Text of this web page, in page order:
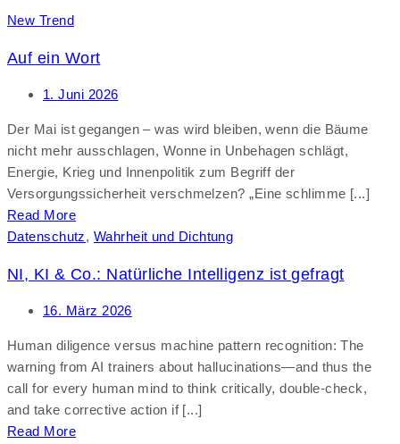
New Trend
Auf ein Wort
1. Juni 2026
Der Mai ist gegangen – was wird bleiben, wenn die Bäume
nicht mehr ausschlagen, Wonne in Unbehagen schlägt,
Energie, Krieg und Innenpolitik zum Begriff der
Versorgungssicherheit verschmelzen? „Eine schlimme [...]
Read More
Datenschutz, Wahrheit und Dichtung
NI, KI & Co.: Natürliche Intelligenz ist gefragt
16. März 2026
Human diligence versus machine pattern recognition: The
warning from AI trainers about hallucinations—and thus the
call for every human mind to think critically, double-check,
and take corrective action if [...]
Read More